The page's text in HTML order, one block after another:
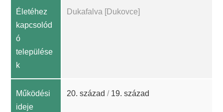
Életéhez
kapcsolód
ó
települése
k
Dukafalva [Dukovce]
Működési
ideje
20. század / 19. század